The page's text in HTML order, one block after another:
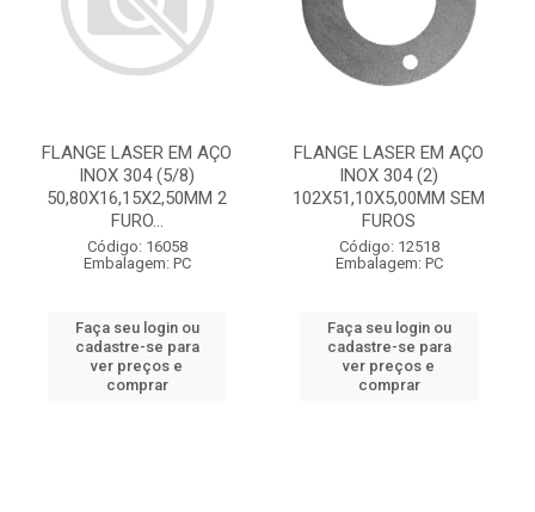
FLANGE LASER EM AÇO
INOX 304 (5/8)
50,80X16,15X2,50MM 2
FURO...
Código: 16058
Embalagem: PC
Faça seu login ou
cadastre-se para
ver preços e
comprar
FLANGE LASER EM AÇO
INOX 304 (2)
102X51,10X5,00MM SEM
FUROS
Código: 12518
Embalagem: PC
Faça seu login ou
cadastre-se para
ver preços e
comprar